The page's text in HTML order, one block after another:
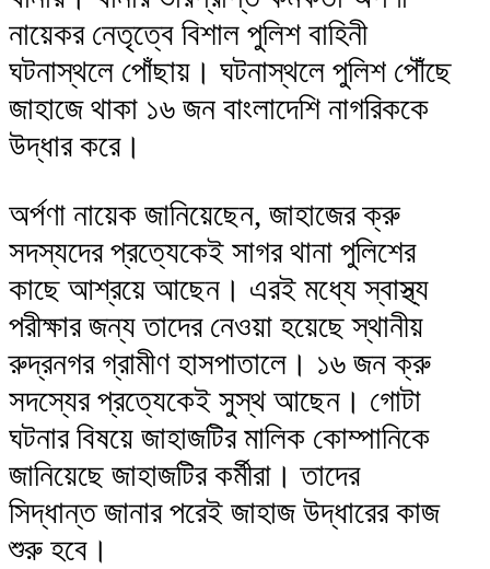
নায়েকর নেতৃত্বে বিশাল পুলিশ বাহিনী
ঘটনাস্থলে পোঁছায়। ঘটনাস্থলে পুলিশ পৌঁছে
জাহাজে থাকা ১৬ জন বাংলাদেশি নাগরিককে
উদ্ধার করে।
অর্পণা নায়েক জানিয়েছেন, জাহাজের ক্রু
সদস্যদের প্রত্যেকেই সাগর থানা পুলিশের
কাছে আশ্রয়ে আছেন। এরই মধ্যে স্বাস্থ্য
পরীক্ষার জন্য তাদের নেওয়া হয়েছে স্থানীয়
রুদ্রনগর গ্রামীণ হাসপাতালে। ১৬ জন ক্রু
সদস্যের প্রত্যেকেই সুস্থ আছেন। গোটা
ঘটনার বিষয়ে জাহাজটির মালিক কোম্পানিকে
জানিয়েছে জাহাজটির কর্মীরা। তাদের
সিদ্ধান্ত জানার পরেই জাহাজ উদ্ধারের কাজ
শুরু হবে।